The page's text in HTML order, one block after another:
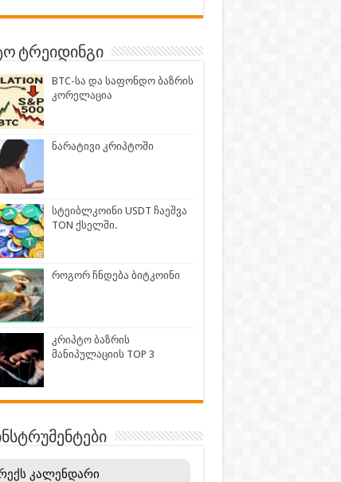
ტრეიდინგი
BTC-სა და საფონდო ბაზრის
კორელაცია
ნარატივი კრიპტოში
სტეიბლკოინი USDT ჩაეშვა
TON ქსელში.
როგორ ჩნდება ბიტკოინი
კრიპტო ბაზრის
მანიპულაციის TOP 3
ინსტრუმენტები
კალენდარი